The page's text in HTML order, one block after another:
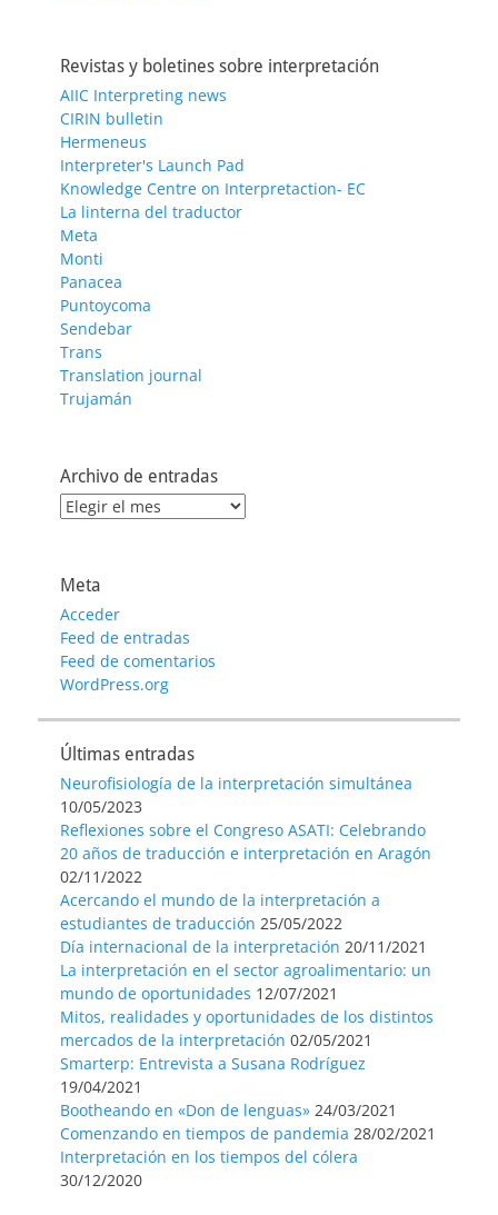
Revistas y boletines sobre interpretación
AIIC Interpreting news
CIRIN bulletin
Hermeneus
Interpreter's Launch Pad
Knowledge Centre on Interpretaction- EC
La linterna del traductor
Meta
Monti
Panacea
Puntoycoma
Sendebar
Trans
Translation journal
Trujamán
Archivo de entradas
Archivo
Meta
Acceder
Feed de entradas
Feed de comentarios
WordPress.org
Últimas entradas
Neurofisiología de la interpretación simultánea
10/05/2023
Reflexiones sobre el Congreso ASATI: Celebrando
20 años de traducción e interpretación en Aragón
02/11/2022
Acercando el mundo de la interpretación a
estudiantes de traducción 25/05/2022
Día internacional de la interpretación 20/11/2021
La interpretación en el sector agroalimentario: un
mundo de oportunidades 12/07/2021
Mitos, realidades y oportunidades de los distintos
mercados de la interpretación 02/05/2021
Smarterp: Entrevista a Susana Rodríguez
19/04/2021
Bootheando en «Don de lenguas» 24/03/2021
Comenzando en tiempos de pandemia 28/02/2021
Interpretación en los tiempos del cólera
30/12/2020